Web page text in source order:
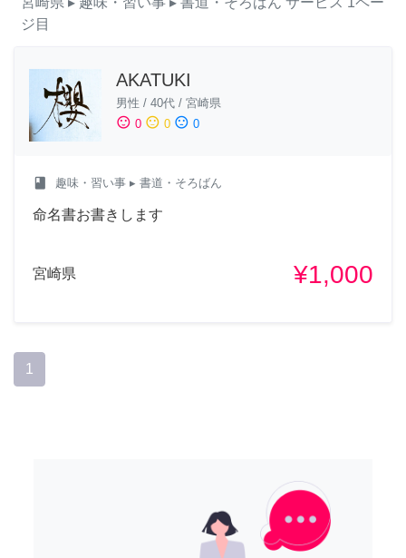
ジ目
AKATUKI
男性 / 40代 / 宮崎県
sentiment_satisfied 0 sentiment_neutral 0 sentiment_dissatisfied 0
class 趣味・習い事 ▸ 書道・そろばん
命名書お書きします
宮崎県 ¥1,000
1